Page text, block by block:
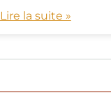
Lire la suite »